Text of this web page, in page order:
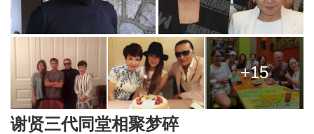
+15
谢贤三代同堂相聚梦碎